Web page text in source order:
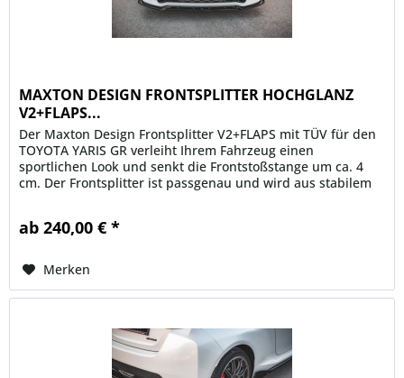
MAXTON DESIGN FRONTSPLITTER HOCHGLANZ
V2+FLAPS...
Der Maxton Design Frontsplitter V2+FLAPS mit TÜV für den
TOYOTA YARIS GR verleiht Ihrem Fahrzeug einen
sportlichen Look und senkt die Frontstoßstange um ca. 4
cm. Der Frontsplitter ist passgenau und wird aus stabilem
ab 240,00 € *
Merken